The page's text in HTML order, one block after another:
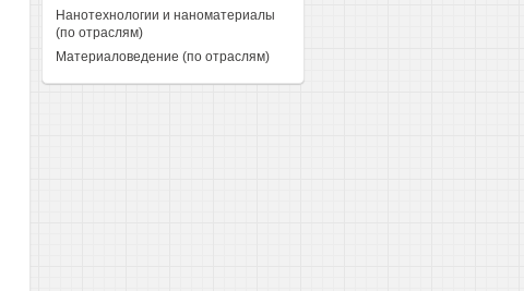
Нанотехнологии и наноматериалы
(по отраслям)
Материаловедение (по отраслям)